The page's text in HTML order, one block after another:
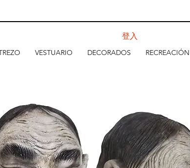
VESTUARIO DECORADOS RECREACIÓN
登入